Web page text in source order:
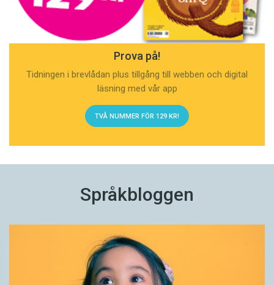
Prova på!
Tidningen i brevlådan plus tillgång till webben och digital
läsning med vår app
TVÅ NUMMER FÖR 129 KR!
Språkbloggen